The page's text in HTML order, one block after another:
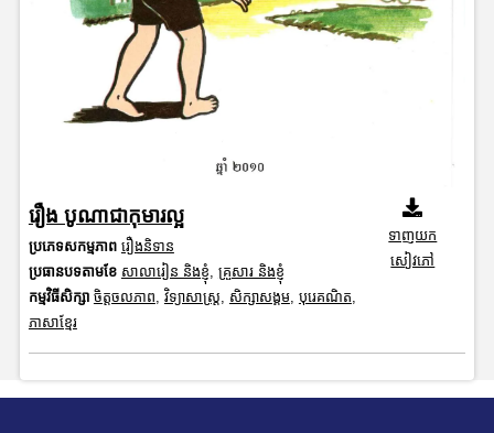
រឿង បូណាជាកុមារល្អ
ប្រភេទសកម្មភាព រឿងនិទាន
ប្រធានបទតាមខែ សាលារៀន និងខ្ញុំ គ្រួសារ និងខ្ញុំ
កម្មវិធីសិក្សា ចិត្តចលភាព វិទ្យាសាស្រ្ត សិក្សាសង្គម, បុរេគណិត
ភាសាខ្មែរ
ទាញយក
សៀវភៅ